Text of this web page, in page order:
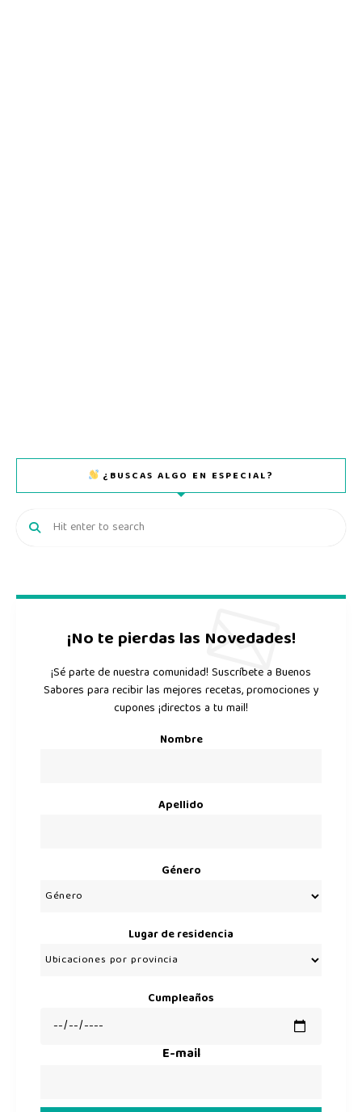
¿BUSCAS ALGO EN ESPECIAL?
¡No te pierdas las Novedades!
¡Sé parte de nuestra comunidad! Suscríbete a Buenos
Sabores para recibir las mejores recetas, promociones y
cupones ¡directos a tu mail!
Nombre
Apellido
Género
Lugar de residencia
Cumpleaños
E-mail